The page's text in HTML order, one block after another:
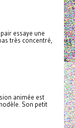
essaye une
très concentré,
animée est
Son petit